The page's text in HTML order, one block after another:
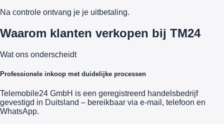
Na controle ontvang je je uitbetaling.
Waarom klanten verkopen bij TM24
Wat ons onderscheidt
Professionele inkoop met duidelijke processen
Telemobile24 GmbH is een geregistreerd handelsbedrijf
gevestigd in Duitsland – bereikbaar via e-mail, telefoon en
WhatsApp.